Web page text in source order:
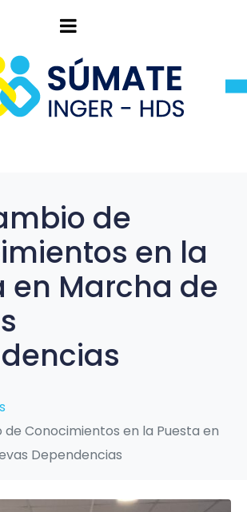
de
en la
en Marcha de
Conocimientos en la Puesta en
Dependencias